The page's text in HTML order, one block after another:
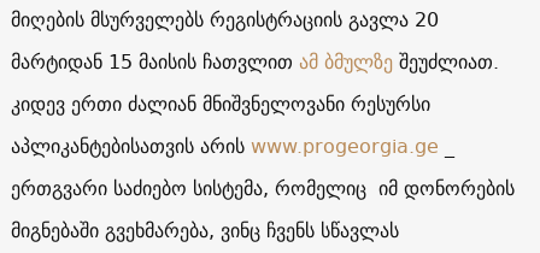
მიღების მსურველებს რეგისტრაციის გავლა 20
მარტიდან 15 მაისის ჩათვლით ამ ბმულზეშეუძლიათ.
კიდევ ერთი ძალიან მნიშვნელოვანი რესურსი
აპლიკანტებისათვის არისwww.progeorgia.ge
ერთგვარი საძიებო სისტემა, რომელიც იმ დონორების
მიგნებაში გვეხმარება, ვინც ჩვენს სწავლას